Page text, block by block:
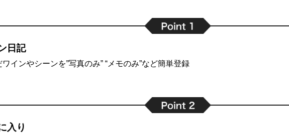
日記
インやシーンを”写真のみ” “メモのみ”など簡単登録
入り